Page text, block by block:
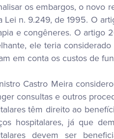
os embargos, o novo
Lei n. 9.249, de 1995. O
e congêneres. O artigo
ele teria
em conta os custos de
Castro Meira
consultas e outros
têm direito ao
hospitalares, já que
devem ser